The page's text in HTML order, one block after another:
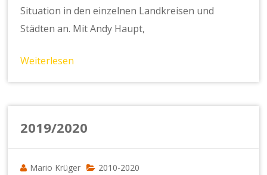
Situation in den einzelnen Landkreisen und
Städten an. Mit Andy Haupt,
Weiterlesen
2019/2020
Mario Krüger 2010-2020